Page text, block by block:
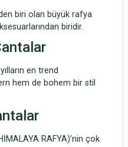
biri olan büyük rafya
biridir.
en trend
hem de bohem bir stil
RAFYA)’nin çok